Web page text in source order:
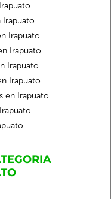
Irapuato
Irapuato
Irapuato
Irapuato
Irapuato
en Irapuato